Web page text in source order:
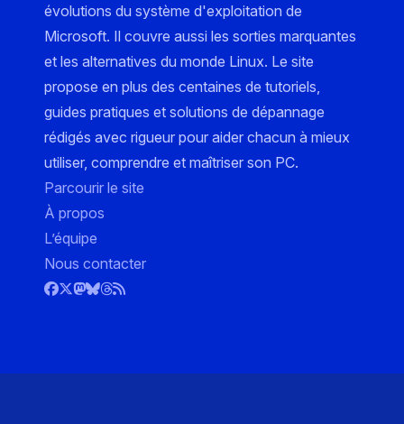
évolutions du système d'exploitation de
Microsoft. Il couvre aussi les sorties marquantes
et les alternatives du monde Linux. Le site
propose en plus des centaines de tutoriels,
guides pratiques et solutions de dépannage
rédigés avec rigueur pour aider chacun à mieux
utiliser, comprendre et maîtriser son PC.
Parcourir le site
À propos
L’équipe
Nous contacter